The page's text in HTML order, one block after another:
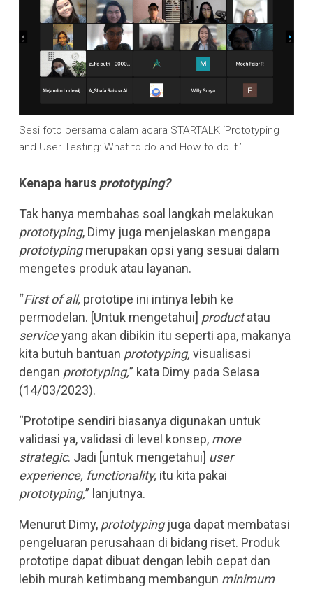
Sesi foto bersama dalam acara STARTALK ‘Prototyping
and User Testing: What to do and How to do it.’
Kenapa harus prototyping?
Tak hanya membahas soal langkah melakukan
prototyping, Dimy juga menjelaskan mengapa
prototypingmerupakan opsi yang sesuai dalam
mengetes produk atau layanan.
“First of all, prototipe ini intinya lebih ke
permodelan. [Untuk mengetahui] productatau
serviceyang akan dibikin itu seperti apa, makanya
kita butuh bantuan prototyping, visualisasi
dengan prototyping,” kata Dimy pada Selasa
(14/03/2023).
“Prototipe sendiri biasanya digunakan untuk
validasi ya, validasi di level konsep, more
strategic. Jadi [untuk mengetahui] user
experience, functionality, itu kita pakai
prototyping,” lanjutnya.
Menurut Dimy, prototypingjuga dapat membatasi
pengeluaran perusahaan di bidang riset. Produk
prototipe dapat dibuat dengan lebih cepat dan
lebih murah ketimbang membangun minimum